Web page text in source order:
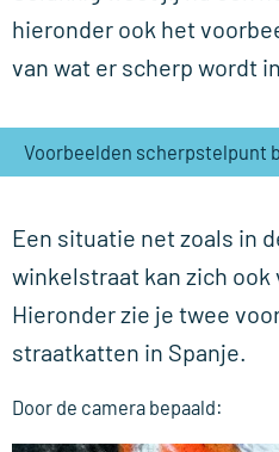
hieronder ook het
van wat er scherp wordt
Voorbeelden scherpstelpunt
Een situatie net zoals in
winkelstraat kan zich ook
Hieronder zie je twee
straatkatten in Spanje.
Door de camera bepaald: